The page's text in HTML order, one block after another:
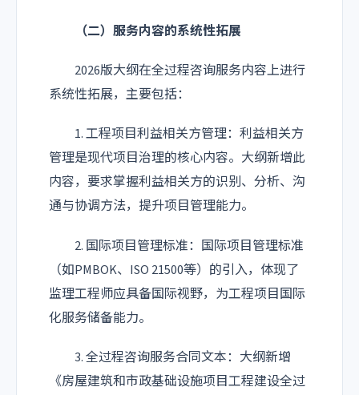
（二）服务内容的系统性拓展
2026版大纲在全过程咨询服务内容上进行
系统性拓展，主要包括：
1. 工程项目利益相关方管理：利益相关方
管理是现代项目治理的核心内容。大纲新增此
内容，要求掌握利益相关方的识别、分析、沟
通与协调方法，提升项目管理能力。
2. 国际项目管理标准：国际项目管理标准
（如PMBOK、ISO 21500等）的引入，体现了
监理工程师应具备国际视野，为工程项目国际
化服务储备能力。
3. 全过程咨询服务合同文本：大纲新增
《房屋建筑和市政基础设施项目工程建设全过